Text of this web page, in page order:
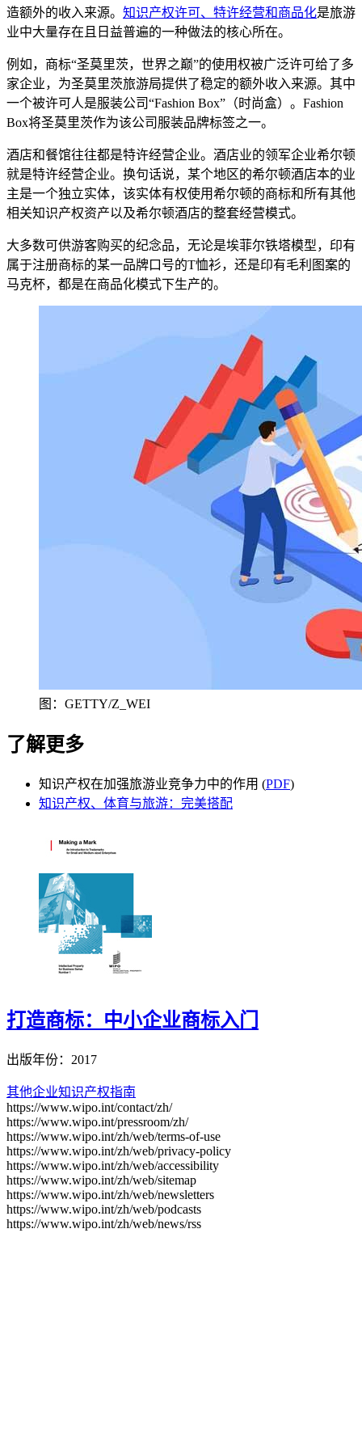
造额外的收入来源。 知识产权许可、特许经营和商品化是旅游
业中大量存在且日益普遍的一种做法的核心所在。
例如，商标“圣莫里茨，世界之巅”的使用权被广泛许可给了多
家企业，为圣莫里茨旅游局提供了稳定的额外收入来源。其中
一个被许可人是服装公司“Fashion Box”（时尚盒）。Fashion
Box将圣莫里茨作为该公司服装品牌标签之一。
酒店和餐馆往往都是特许经营企业。酒店业的领军企业希尔顿
就是特许经营企业。换句话说，某个地区的希尔顿酒店本的业
主是一个独立实体，该实体有权使用希尔顿的商标和所有其他
相关知识产权资产以及希尔顿酒店的整套经营模式。
大多数可供游客购买的纪念品，无论是埃菲尔铁塔模型，印有
属于注册商标的某一品牌口号的T恤衫，还是印有毛利图案的
马克杯，都是在商品化模式下生产的。
图：GETTY/Z_WEI
了解更多
知识产权在加强旅游业竞争力中的作用 (PDF)
知识产权、体育与旅游：完美搭配
打造商标：中小企业商标入门
出版年份：2017
其他企业知识产权指南
https://www.wipo.int/contact/zh/
https://www.wipo.int/pressroom/zh/
https://www.wipo.int/zh/web/terms-of-use
https://www.wipo.int/zh/web/privacy-policy
https://www.wipo.int/zh/web/accessibility
https://www.wipo.int/zh/web/sitemap
https://www.wipo.int/zh/web/newsletters
https://www.wipo.int/zh/web/podcasts
https://www.wipo.int/zh/web/news/rss